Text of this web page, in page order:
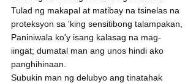
Tulad ng makapal at matibay na tsinelas na
proteksyon sa 'king sensitibong talampakan,
Paniniwala ko'y isang kalasag na mag-
iingat; dumatal man ang unos hindi ako
panghihinaan.
Subukin man ng delubyo ang tinatahak